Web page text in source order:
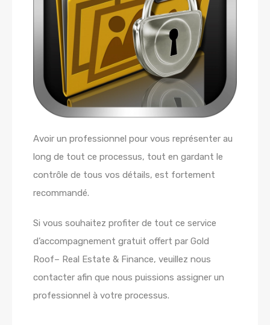
Avoir un professionnel pour vous représenter au
long de tout ce processus, tout en gardant le
contrôle de tous vos détails, est fortement
recommandé.
Si vous souhaitez profiter de tout ce service
d’accompagnement gratuit offert par Gold
Roof– Real Estate & Finance, veuillez nous
contacter afin que nous puissions assigner un
professionnel à votre processus.